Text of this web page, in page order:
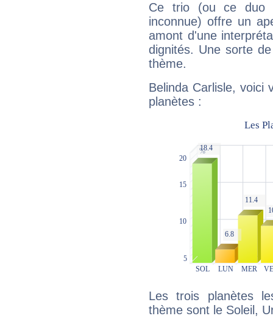
Ce trio (ou ce duo
inconnue) offre un
amont d'une
dignités. Une sorte
thème.
Belinda Carlisle, voici
planètes :
Les trois planètes
thème sont le Soleil,